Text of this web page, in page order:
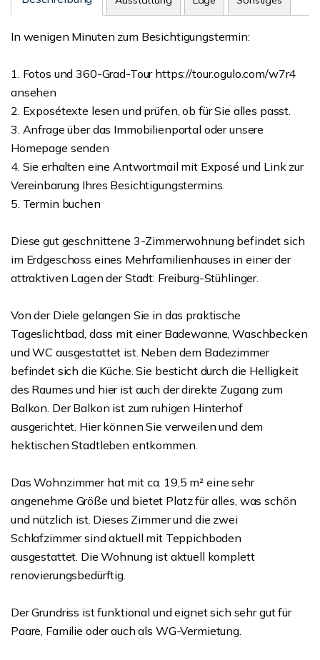
In wenigen Minuten zum Besichtigungstermin:
1. Fotos und 360-Grad-Tour https://tour.ogulo.com/w7r4
ansehen
2. Exposétexte lesen und prüfen, ob für Sie alles passt.
3. Anfrage über das Immobilienportal oder unsere
Homepage senden
4. Sie erhalten eine Antwortmail mit Exposé und Link zur
Vereinbarung Ihres Besichtigungstermins.
5. Termin buchen
Diese gut geschnittene 3-Zimmerwohnung befindet sich
im Erdgeschoss eines Mehrfamilienhauses in einer der
attraktiven Lagen der Stadt: Freiburg-Stühlinger.
Von der Diele gelangen Sie in das praktische
Tageslichtbad, dass mit einer Badewanne, Waschbecken
und WC ausgestattet ist. Neben dem Badezimmer
befindet sich die Küche. Sie besticht durch die Helligkeit
des Raumes und hier ist auch der direkte Zugang zum
Balkon. Der Balkon ist zum ruhigen Hinterhof
ausgerichtet. Hier können Sie verweilen und dem
hektischen Stadtleben entkommen.
Das Wohnzimmer hat mit ca. 19,5 m² eine sehr
angenehme Größe und bietet Platz für alles, was schön
und nützlich ist. Dieses Zimmer und die zwei
Schlafzimmer sind aktuell mit Teppichboden
ausgestattet. Die Wohnung ist aktuell komplett
renovierungsbedürftig.
Der Grundriss ist funktional und eignet sich sehr gut für
Paare, Familie oder auch als WG-Vermietung.